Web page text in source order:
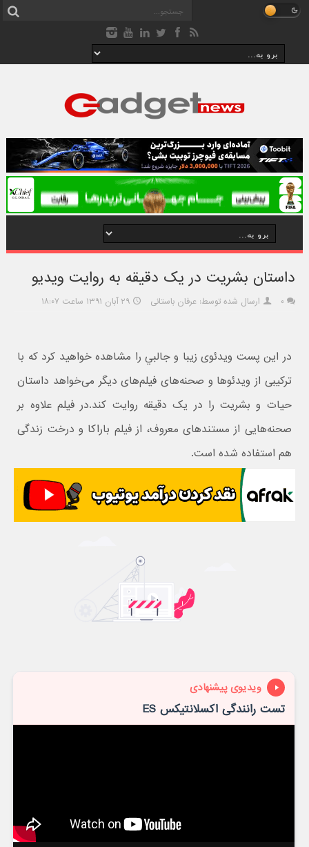
داستان بشريت در يک دقيقه به روايت ويديو
۰ ارسال شده توسط: عرفان باستانی ۲۹ آبان ۱۳۹۱ ساعت ۱۸:۰۷
در اين پست ویدئوی زیبا و جالبي را مشاهده خواهيد کرد که با
ترکیبی از ویدئوها و صحنه‌های فیلم‌های دیگر می‌خواهد داستان
حیات و بشریت را در یک دقیقه روایت کند.در فیلم علاوه بر
صحنه‌هایی از مستندهای معروف، از فیلم باراکا و درخت زندگی
هم استفاده شده است.
ویدیوی پیشنهادی
تست رانندگی اکسلانتیکس ES